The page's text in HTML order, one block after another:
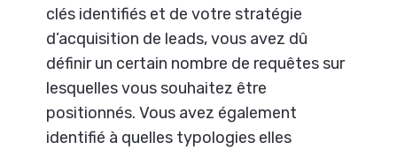
clés identifiés et de votre stratégie
d’acquisition de leads, vous avez dû
définir un certain nombre de requêtes sur
lesquelles vous souhaitez être
positionnés. Vous avez également
identifié à quelles typologies elles